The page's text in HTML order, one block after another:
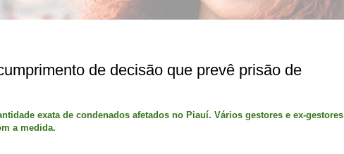
de decisão que prevê prisão de
exata de condenados afetados no Piauí. Vários gestores e ex-gestores
a medida.